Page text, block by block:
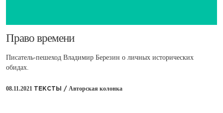
​Право времени
Писатель-пешеход Владимир Березин о личных исторических
обидах.
08.11.2021 ТЕКСТЫ / Авторская колонка